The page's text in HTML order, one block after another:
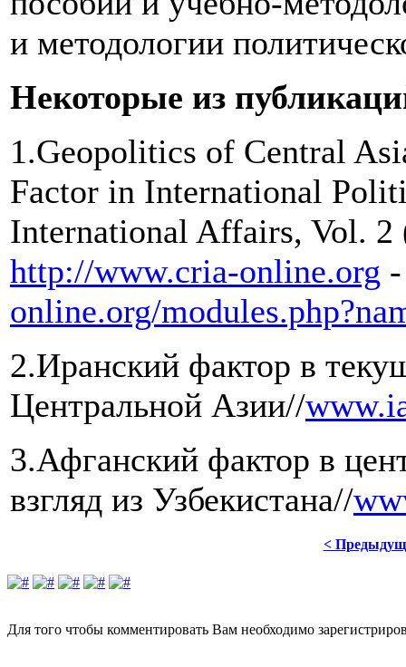
и методологии
Некоторые из
1.Geopolitics of Central
Factor in International
International Affairs, Vol.
http://www.cria-online.org
online.org/
2.Иранский фактор в
Центральной Азии//
3.Афганский фактор в
взгляд из Узбекистана//
<
Для того чтобы комментировать Вам необходимо